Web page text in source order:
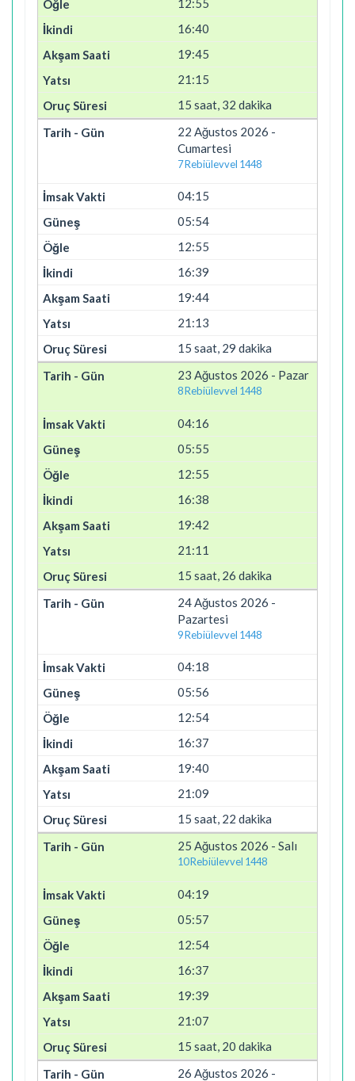
16:40
19:45
21:15
15 saat, 32 dakika
22 Ağustos 2026 -
Cumartesi
7 Rebiülevvel 1448
04:15
05:54
12:55
16:39
19:44
21:13
15 saat, 29 dakika
23 Ağustos 2026 - Pazar
8 Rebiülevvel 1448
04:16
05:55
12:55
16:38
19:42
21:11
15 saat, 26 dakika
24 Ağustos 2026 -
Pazartesi
9 Rebiülevvel 1448
04:18
05:56
12:54
16:37
19:40
21:09
15 saat, 22 dakika
25 Ağustos 2026 - Salı
10 Rebiülevvel 1448
04:19
05:57
12:54
16:37
19:39
21:07
15 saat, 20 dakika
26 Ağustos 2026 -